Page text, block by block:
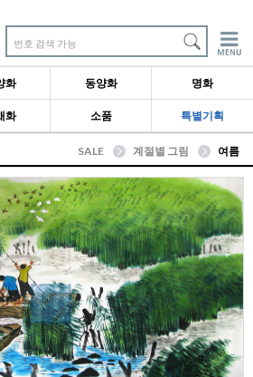
번호 검색 가능
화 동양화 명화
화 소품 특별기획
SALE 계절별 그림 여름